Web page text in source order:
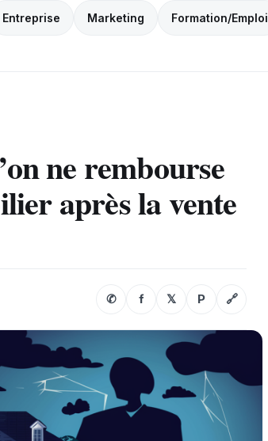
Entreprise Marketing Formation/Emploi
ne rembourse
après la vente
✆ f 𝕏 P 🔗